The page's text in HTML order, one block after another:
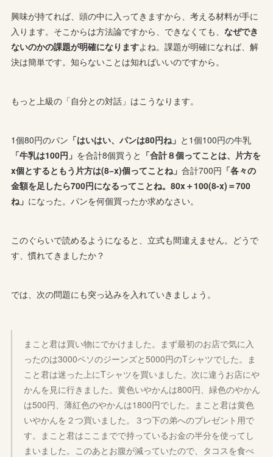
興味が持てれば、頭の中に入ってきますから、考える材料が手に
入ります。そこからは方法論ですから、できなくても、なぜでき
ないのかの課題が明確になりますよね。課題が明確になれば、解
決は簡単です。知らないことは知ればいいのですから。
もっと上級の「自分との対話」はこうなります。
1個80円のパン 「はいはい、パンは80円ね」 と1個100円の牛乳
「牛乳は100円」 を合計8個買うと 「合計８個ってことは、片方を
x個とするともう片方は(8−x)個ってことね」合計700円 「各々の
金額を足したら700円になるってことね。80x＋100(8-x)＝700
ね」 になった。パンを何個買ったか求めなさい。
このぐらいで読めるようになると、立式も間違えません。どうで
す、慣れてきましたか？
では、次の問題にも突っ込みを入れていきましょう。
まこと君は買い物にでかけました。まず最初のお店で気に入
ったのは3000ペソのジーンズと5000円のTシャツでした。ま
こと君は迷った上にTシャツを買いました。次に違うお店にや
かんを見に行きました。黄色いやかんは800円、緑色のやかん
は500円、薄紅色のやかんは1800円でした。まこと君は黄色
いやかんを２つ買いました。３つ下の弟へのプレゼント用で
す。まこと君はここまでで持っているお金の半分を使ってし
まいました。このあとお腹が減っていたので、タコスを食べ